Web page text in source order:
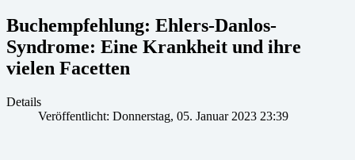
Buchempfehlung: Ehlers-Danlos-
Syndrome: Eine Krankheit und ihre
vielen Facetten
Details
Veröffentlicht: Donnerstag, 05. Januar 2023 23:39